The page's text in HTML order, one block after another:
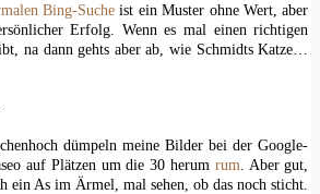
Bing-Suche ist ein Muster ohne Wert, aber
Erfolg. Wenn es mal einen richtigen
na dann gehts aber ab, wie Schmidts Katze…
dümpeln meine Bilder bei der Google-
auf Plätzen um die 30 herum rum . Aber gut,
ein As im Ärmel, mal sehen, ob das noch sticht.